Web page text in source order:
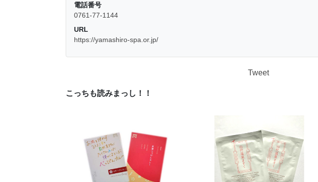
電話番号
0761-77-1144
URL
https://yamashiro-spa.or.jp/
Tweet
こっちも読みまっし！！